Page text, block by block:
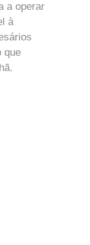
a operar
à
que